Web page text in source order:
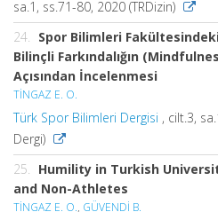
sa.1, ss.71-80, 2020 (TRDizin)
24.
Spor Bilimleri
Bilinçli Farkındalığın
Açısından İncelenmesi
TİNGAZ E. O.
Türk Spor Bilimleri Dergisi , cilt.3,
Dergi)
25.
Humility in Turkish
and Non-Athletes
TİNGAZ E. O., GÜVENDİ B.